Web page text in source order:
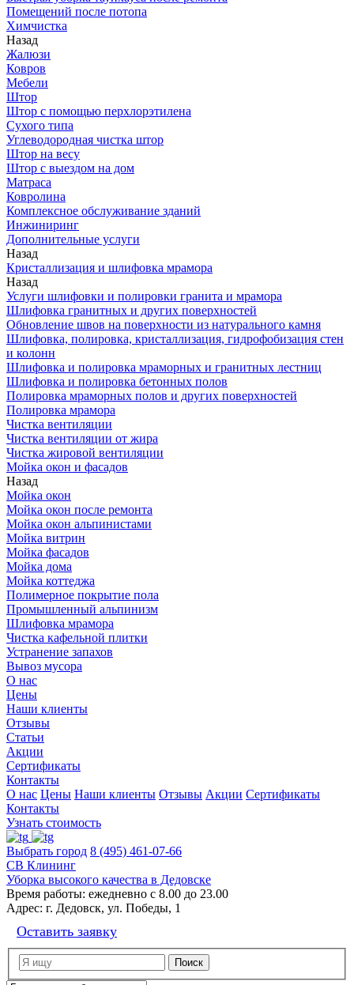
Помещений после потопа
Химчистка
Назад
Жалюзи
Ковров
Мебели
Штор
Штор с помощью перхлорэтилена
Сухого типа
Углеводородная чистка штор
Штор на весу
Штор с выездом на дом
Матраса
Ковролина
Комплексное обслуживание зданий
Инжиниринг
Дополнительные услуги
Назад
Кристаллизация и шлифовка мрамора
Назад
Услуги шлифовки и полировки гранита и мрамора
Шлифовка гранитных и других поверхностей
Обновление швов на поверхности из натурального камня
Шлифовка, полировка, кристаллизация, гидрофобизация стен
и колонн
Шлифовка и полировка мраморных и гранитных лестниц
Шлифовка и полировка бетонных полов
Полировка мраморных полов и других поверхностей
Полировка мрамора
Чистка вентиляции
Чистка вентиляции от жира
Чистка жировой вентиляции
Мойка окон и фасадов
Назад
Мойка окон
Мойка окон после ремонта
Мойка окон альпинистами
Мойка витрин
Мойка фасадов
Мойка дома
Мойка коттеджа
Полимерное покрытие пола
Промышленный альпинизм
Шлифовка мрамора
Чистка кафельной плитки
Устранение запахов
Вывоз мусора
О нас
Цены
Наши клиенты
Отзывы
Статьи
Акции
Сертификаты
Контакты
О нас Цены Наши клиенты Отзывы Акции Сертификаты
Контакты
Узнать стоимость
Выбрать город 8 (495) 461-07-66
СВ Клининг
Уборка высокого качества в Дедовске
Время работы: ежедневно с 8.00 до 23.00
Адрес: г. Дедовск, ул. Победы, 1
Оставить заявку